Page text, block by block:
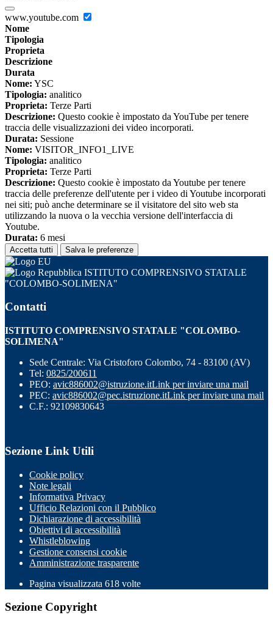
www.youtube.com
Nome
Tipologia
Proprieta
Descrizione
Durata
Nome: YSC
Tipologia: analitico
Proprieta: Terze Parti
Descrizione: Questo cookie è impostato da YouTube per tenere
traccia delle visualizzazioni dei video incorporati.
Durata: Sessione
Nome: VISITOR_INFO1_LIVE
Tipologia: analitico
Proprieta: Terze Parti
Descrizione: Questo cookie è impostato da Youtube per tenere
traccia delle preferenze dell'utente per i video di Youtube incorporati
nei siti; può anche determinare se il visitatore del sito web sta
utilizzando la nuova o la vecchia versione dell'interfaccia di
Youtube.
Durata: 6 mesi
Accetta tutti Salva le preferenze
ISTITUTO COMPRENSIVO STATALE
"COLOMBO-SOLIMENA"
Contatti
ISTITUTO COMPRENSIVO STATALE "COLOMBO-
SOLIMENA"
Sede Centrale: Via Cristoforo Colombo, 74 - 83100 (AV)
Tel: 0825/200611
PEO: avic886002@istruzione.itLink per inviare una mail
PEC: avic886002@pec.istruzione.itLink per inviare una mail
C.F.: 92109830643
Sezione Link Utili
Cookie policy
Note legali
Informativa Privacy
Ufficio Relazioni con il Pubblico
Dichiarazione di accessibilità
Obiettivi di accessibilità
Whistleblowing
Gestione consensi cookie
Amministrazione trasparente
Pagina visualizzata 618 volte
Sezione Copyright